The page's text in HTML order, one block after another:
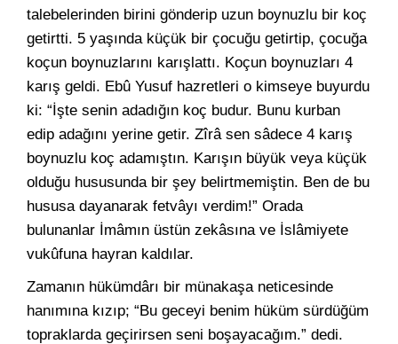
talebelerinden birini gönderip uzun boynuzlu bir koç
getirtti. 5 yaşında küçük bir çocuğu getirtip, çocuğa
koçun boynuzlarını karışlattı. Koçun boynuzları 4
karış geldi. Ebû Yusuf hazretleri o kimseye buyurdu
ki: “İşte senin adadığın koç budur. Bunu kurban
edip adağını yerine getir. Zîrâ sen sâdece 4 karış
boynuzlu koç adamıştın. Karışın büyük veya küçük
olduğu hususunda bir şey belirtmemiştin. Ben de bu
hususa dayanarak fetvâyı verdim!” Orada
bulunanlar İmâmın üstün zekâsına ve İslâmiyete
vukûfuna hayran kaldılar.
Zamanın hükümdârı bir münakaşa neticesinde
hanımına kızıp; “Bu geceyi benim hüküm sürdüğüm
topraklarda geçirirsen seni boşayacağım.” dedi.